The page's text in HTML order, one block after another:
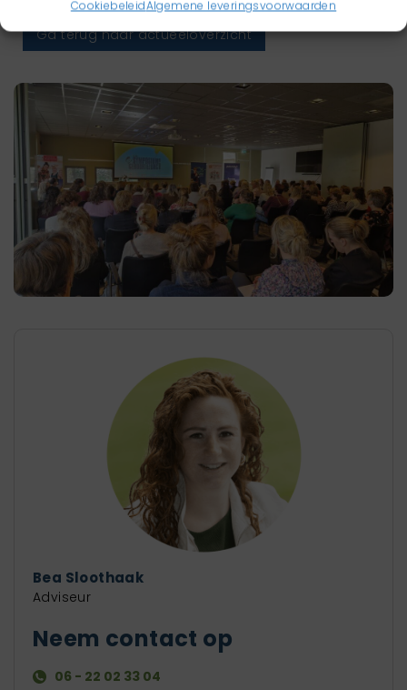
CookiebeleidAlgemene leveringsvoorwaarden
Ga terug naar actueeloverzicht
Bea Sloothaak
Adviseur
Neem contact op
06 - 22 02 33 04